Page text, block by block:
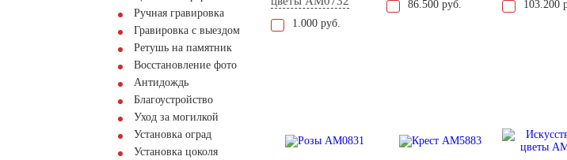
Ручная гравировка
Гравировка с выездом
Ретушь на памятник
Восстановление фото
Антидождь
Благоустройство
Уход за могилкой
Установка оград
Установка цоколя
1.000 руб.
86.500 руб. 103.200